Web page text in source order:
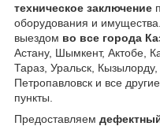
техническое заключение
оборудования и
выездом во все города
Астану, Шымкент, Актобе,
Тараз, Уральск,
Петропавловск и все
пункты.
Предоставляем